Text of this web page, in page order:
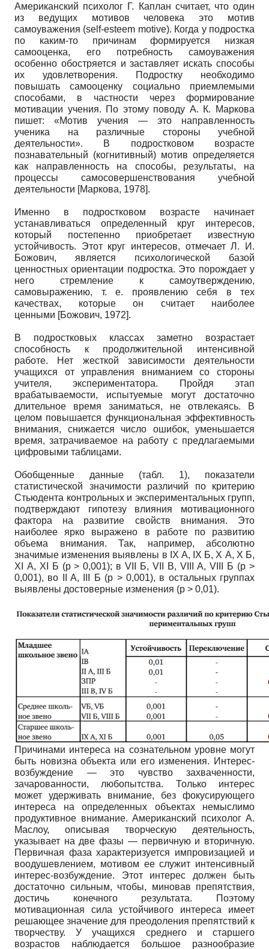
Американский психолог Г. Каплан считает, что один
из ведущих мотивов человека это мотив
самоуважения (self-esteem motive). Когда у подростка
по каким-то причинам формируется низкая
самооценка, его потребность самоуважения
особенно обостряется и заставляет искать способы
их удовлетворения. Подростку необходимо
повышать самооценку социально приемлемыми
способами, в частности через формирование
мотивации учения. По этому поводу А. К. Маркова
пишет: «Мотив учения — это направленность
ученика на различные стороны учебной
деятельности». В подростковом возрасте
познавательный (когнитивный) мотив определяется
как направленность на способы, результаты, на
процессы самосовершенствования учебной
деятельности [Маркова, 1978].
Именно в подростковом возрасте начинает
устанавливаться определенный круг интересов,
который постепенно приобретает известную
устойчивость. Этот круг интересов, отмечает Л. И.
Божович, является психологической базой
ценностных ориентации подростка. Это порождает у
него стремление к самоутверждению,
самовыражению, т. е. проявлению себя в тех
качествах, которые он считает наиболее
ценными [Божович, 1972].
В подростковых классах заметно возрастает
способность к продолжительной интенсивной
работе. Нет жесткой зависимости деятельности
учащихся от управления вниманием со стороны
учителя, экспериментатора. Пройдя этап
врабатываемости, испытуемые могут достаточно
длительное время заниматься, не отвлекаясь. В
целом повышается функциональная эффективность
внимания, снижается число ошибок, уменьшается
время, затрачиваемое на работу с предлагаемыми
цифровыми таблицами.
Обобщенные данные (табл. 1), показатели
статистической значимости различий по критерию
Стьюдента контрольных и экспериментальных групп,
подтверждают гипотезу влияния мотивационного
фактора на развитие свойств внимания. Это
наиболее ярко выражено в работе по развитию
объема внимания. Так, например, абсолютно
значимые изменения выявлены в IX А, IX Б, X А, X Б,
XI А, XI Б (р > 0,001); в VII Б, VII В, VIII А, VIII Б (р >
0,001), во II A, III Б (р > 0,001), в остальных группах
выявлены достоверные изменения (р > 0,01).
Причинами интереса на сознательном уровне могут
быть новизна объекта или его изменения. Интерес-
возбуждение — это чувство захваченности,
зачарованности, любопытства. Только интерес
может удерживать внимание, без фокусирующего
интереса на определенных объектах немыслимо
продуктивное внимание. Американский психолог А.
Маслоу, описывая творческую деятельность,
указывает на две фазы — первичную и вторичную.
Первичная фаза характеризуется импровизацией и
воодушевлением, мотивом ее служит интенсивный
интерес-возбуждение. Этот интерес должен быть
достаточно сильным, чтобы, миновав препятствия,
достичь конечного результата. Поэтому
мотивационная сила устойчивого интереса имеет
решающее значение для преодоления препятствий к
творчеству. У учащихся среднего и старшего
возрастов наблюдается большое разнообразие